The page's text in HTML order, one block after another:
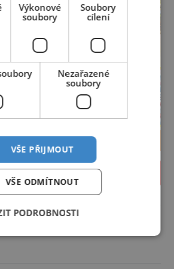
ČASOPIS
Výkonové
soubory
Soubory
cílení
Nezařazené
soubory
VŠE PŘIJMOUT
VŠE ODMÍTNOUT
PODROBNOSTI